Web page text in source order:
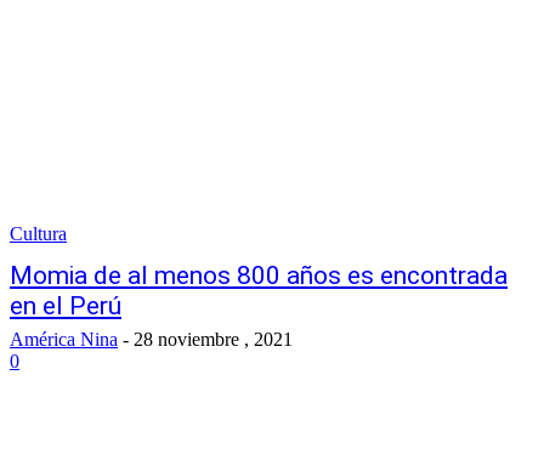
Cultura
Momia de al menos 800 años es encontrada
en el Perú
América Nina - 28 noviembre , 2021
0